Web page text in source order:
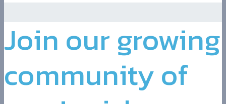
Join our growing
community of